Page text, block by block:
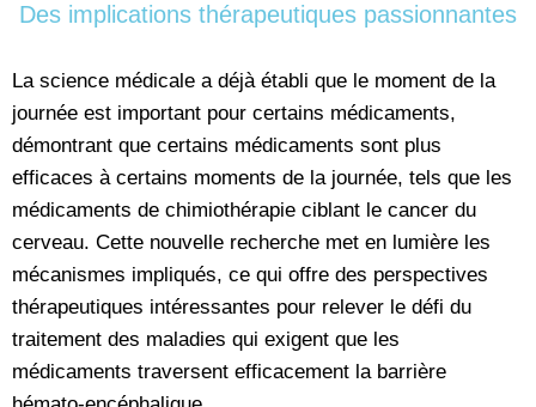
Des implications thérapeutiques passionnantes
La science médicale a déjà établi que le moment de la
journée est important pour certains médicaments,
démontrant que certains médicaments sont plus
efficaces à certains moments de la journée, tels que les
médicaments de chimiothérapie ciblant le cancer du
cerveau. Cette nouvelle recherche met en lumière les
mécanismes impliqués, ce qui offre des perspectives
thérapeutiques intéressantes pour relever le défi du
traitement des maladies qui exigent que les
médicaments traversent efficacement la barrière